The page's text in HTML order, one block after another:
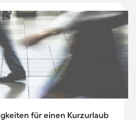
für einen Kurzurlaub